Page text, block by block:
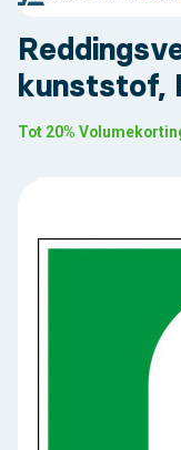
kunststof,
Tot 20%